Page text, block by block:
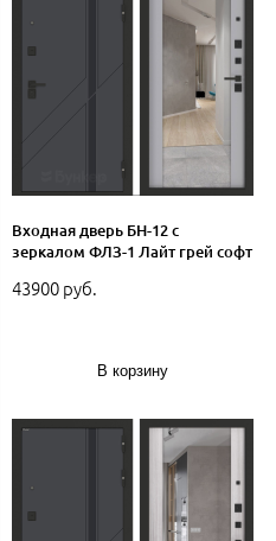
Входная дверь БН-12 с
зеркалом ФЛЗ-1 Лайт грей софт
43900 руб.
В корзину